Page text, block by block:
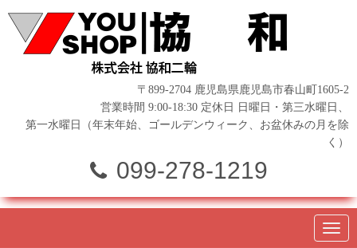
〒899-2704 鹿児島県鹿児島市春山町1605-2
営業時間 9:00-18:30 定休日 日曜日・第三水曜日、
第一水曜日（年末年始、ゴールデンウィーク、お盆休みの月を除
く）
099-278-1219
N
a